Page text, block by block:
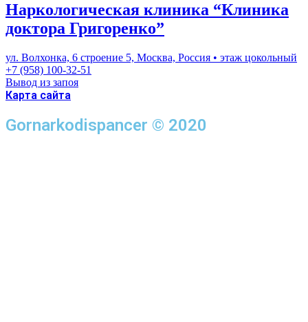
Наркологическая клиника “Клиника
доктора Григоренко”
ул. Волхонка, 6 строение 5, Москва, Россия • этаж цокольный
+7 (958) 100-32-51
Вывод из запоя
Карта сайта
Gornarkodispancer © 2020